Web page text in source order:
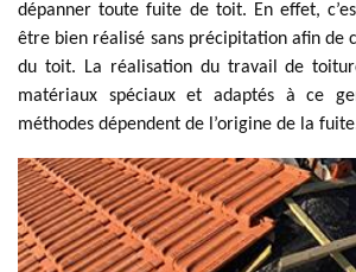
dépanner toute fuite de toit. En effet,
être bien réalisé sans précipitation afin de
du toit. La réalisation du travail de
matériaux spéciaux et adaptés à ce
méthodes dépendent de l’origine de la